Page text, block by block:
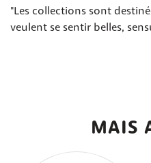
"Les collections sont
veulent se sentir belles,
MAIS